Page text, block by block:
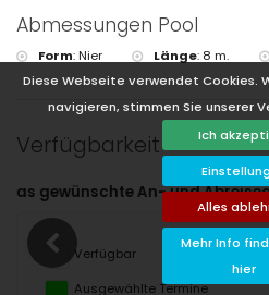
Diese Webseite verwendet Cookies.
navigieren, stimmen Sie unserer
Ich
Alles
Mehr Info
hier
Abmessungen Pool
Form:Nier Länge: 8 m.
Verfügbarkeit
klicken!
Verfügbar
Ausgewählte Termine